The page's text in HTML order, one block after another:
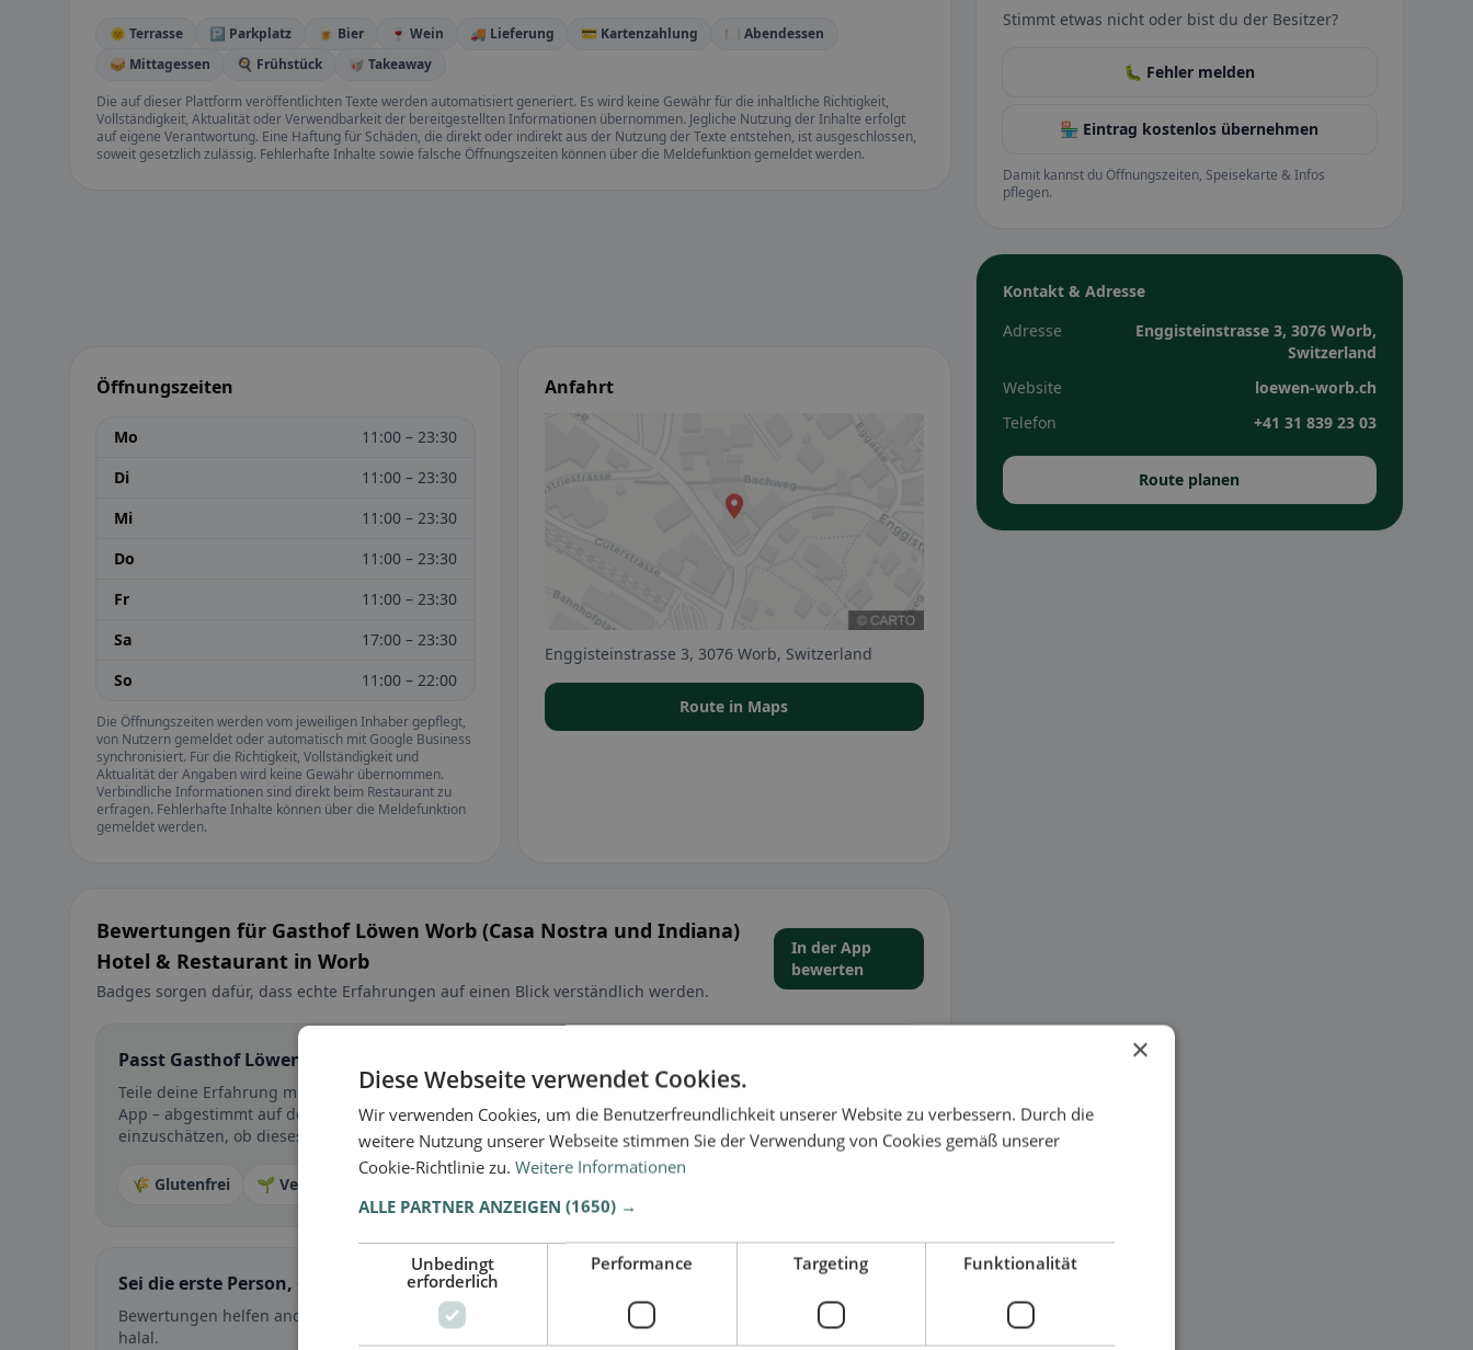
🌞 Terrasse 🅿️ Parkplatz 🍺 Bier 🍷 Wein 🚚 Lieferung 💳 Kartenzahlung
🍽️ Abendessen
🥪 Mittagessen
🍳 Frühstück
🥡 Takeaway
Die auf dieser Plattform veröffentlichten Texte werden automatisiert generiert. Es wird keine Gewähr für die inhaltliche Richtigkeit,
Vollständigkeit, Aktualität oder Verwendbarkeit der bereitgestellten Informationen übernommen. Jegliche Nutzung der Inhalte erfolgt
auf eigene Verantwortung. Eine Haftung für Schäden, die direkt oder indirekt aus der Nutzung der Texte entstehen, ist ausgeschlossen,
soweit gesetzlich zulässig. Fehlerhafte Inhalte sowie falsche Öffnungszeiten können über die Meldefunktion gemeldet werden.
Öffnungszeiten
Mo
11:00 – 23:30
Di
11:00 – 23:30
Mi
11:00 – 23:30
Do
11:00 – 23:30
Fr
11:00 – 23:30
Sa
17:00 – 23:30
So
11:00 – 22:00
Die Öffnungszeiten werden vom jeweiligen Inhaber gepflegt,
von Nutzern gemeldet oder automatisch mit Google Business
synchronisiert. Für die Richtigkeit, Vollständigkeit und
Aktualität der Angaben wird keine Gewähr übernommen.
Verbindliche Informationen sind direkt beim Restaurant zu
erfragen. Fehlerhafte Inhalte können über die Meldefunktion
gemeldet werden.
Anfahrt
Enggisteinstrasse 3, 3076 Worb, Switzerland
Route in Maps
Bewertungen für Gasthof Löwen Worb (Casa Nostra und Indiana)
Hotel & Restaurant in Worb
Badges sorgen dafür, dass echte Erfahrungen auf einen Blick verständlich werden.
In der App
bewerten
Passt Gasthof Löwen Worb (Casa Nostra und Indiana) Hotel & Restaurant in Worb zu dir?
Teile deine Erfahrung mit Gasthof Löwen Worb (Casa Nostra und Indiana) Hotel & Restaurant direkt in der
App – abgestimmt auf deine Ernährungsform 🌱 🌾 🕌 🥬. So hilfst du anderen Gästen in Worb
einzuschätzen, ob dieses Restaurant wirklich zu ihnen passt.
🌾 Glutenfrei 🌱 Vegan
Sei die erste Person, die ihre Erfahrung teilt
Bewertungen helfen anderen bei der Entscheidung – besonders bei glutenfrei, vegan, vegetarisch oder
halal.
Stimmt etwas nicht oder bist du der Besitzer?
🐛 Fehler melden
🏪 Eintrag kostenlos übernehmen
Damit kannst du Öffnungszeiten, Speisekarte & Infos
pflegen.
Kontakt & Adresse
Adresse
Enggisteinstrasse 3, 3076 Worb,
Switzerland
Website
loewen-worb.ch
Telefon
+41 31 839 23 03
Route planen
×
Diese Webseite verwendet Cookies.
Wir verwenden Cookies, um die Benutzerfreundlichkeit unserer Website zu verbessern. Durch die
weitere Nutzung unserer Webseite stimmen Sie der Verwendung von Cookies gemäß unserer
Cookie-Richtlinie zu. Weitere Informationen
ALLE PARTNER ANZEIGEN (1650) →
Unbedingt
erforderlich
Performance Targeting Funktionalität